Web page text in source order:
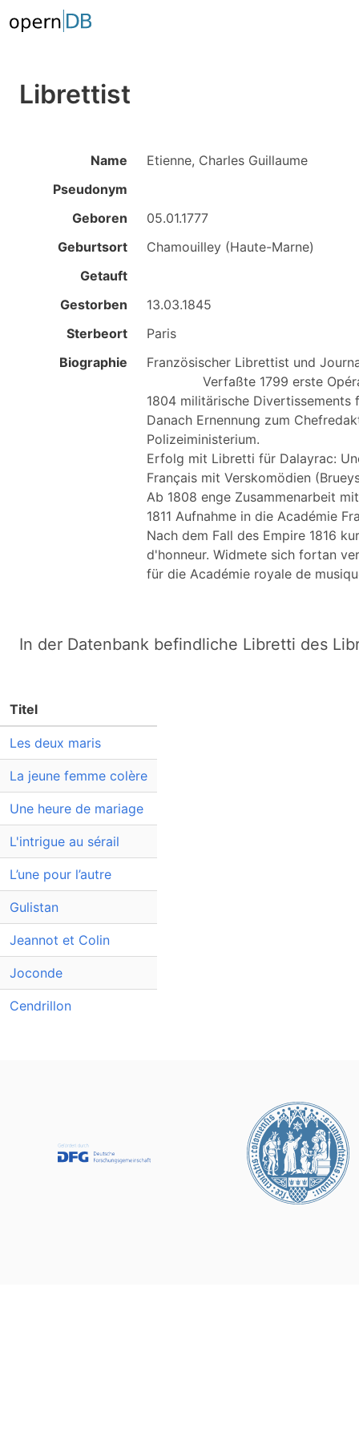
Librettist
Name
Etienne, Charles Guillaume
Pseudonym
Geboren
05.01.1777
Geburtsort
Chamouilley (Haute-Marne)
Getauft
Gestorben
13.03.1845
Sterbeort
Paris
Biographie
Französischer Librettist und
              Verfaßte 1799 erste Opéras comiques (Le Rêve, Rencontre sur rencontre).
1804 militärische Divertissements
Danach Ernennung zum
Polizeiministerium.
Erfolg mit Libretti für Dalayrac:
Français mit Verskomödien
Ab 1808 enge Zusammenarbeit
1811 Aufnahme in die Académie
Nach dem Fall des Empire 1816
d'honneur. Widmete sich fortan
In der Datenbank befindliche Libretti des
Titel
Les deux maris
La jeune femme colère
Une heure de mariage
L'intrigue au sérail
L’une pour l’autre
Gulistan
Jeannot et Colin
Joconde
Cendrillon